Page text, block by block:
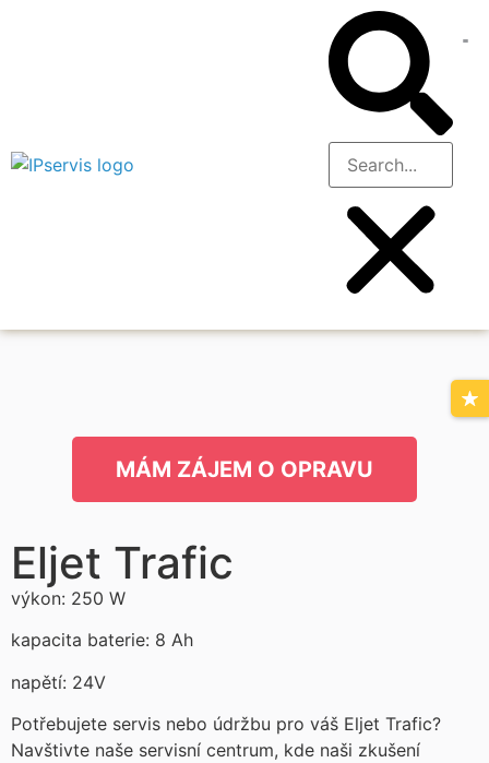
MÁM ZÁJEM O OPRAVU
Eljet Trafic
výkon: 250 W
kapacita baterie: 8 Ah
napětí: 24V
Potřebujete servis nebo údržbu pro váš Eljet Trafic?
Navštivte naše servisní centrum, kde naši zkušení